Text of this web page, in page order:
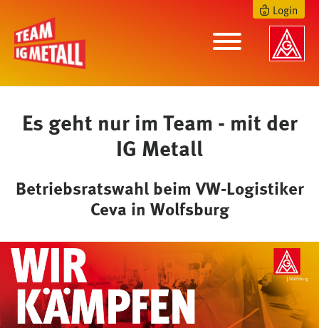
Login
Es geht nur im Team - mit der
IG Metall
Betriebsratswahl beim VW-Logistiker
Ceva in Wolfsburg